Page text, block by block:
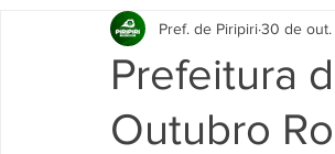
SEAD SEGOV
Prefeitura
Outubro
Pref. de Piripiri30 de